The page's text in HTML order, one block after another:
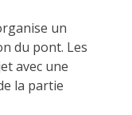
un
du pont. Les
avec une
la partie